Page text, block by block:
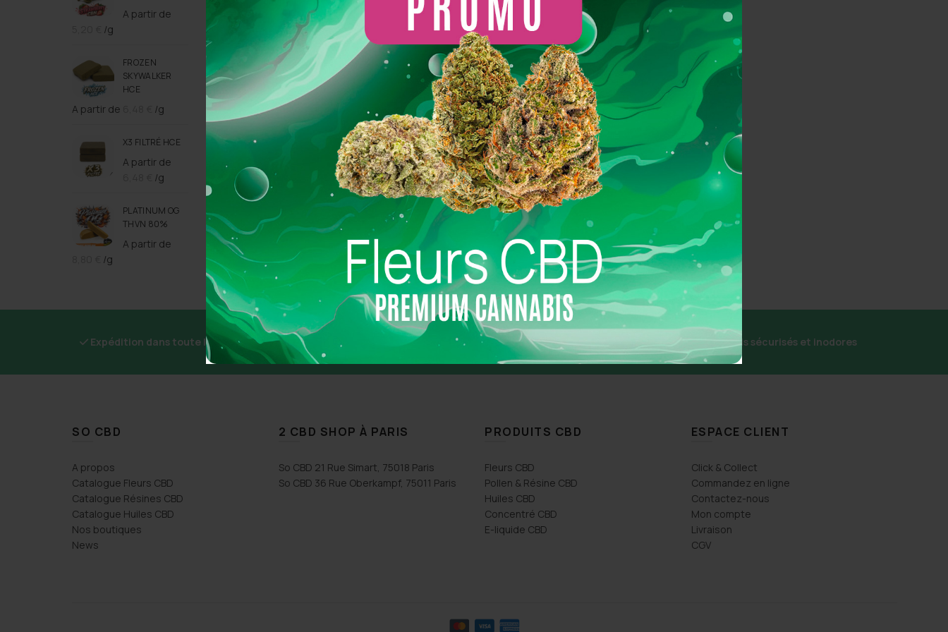
A partir de
/g
FROZEN
SKYWALKER
HCE
A partir de /g
X3 FILTRÉ HCE
A partir de
/g
PLATINUM OG
THVN 80%
A partir de
/g
Expédition dans toute la France Livraison en 24h Paiement en ligne 100 % sécurisé Colis sécurisés et inodores
SO CBD
A propos
Catalogue Fleurs CBD
Catalogue Résines CBD
Catalogue Huiles CBD
Nos boutiques
News
2 CBD SHOP À PARIS
So CBD 21 Rue Simart, 75018 Paris
So CBD 36 Rue Oberkampf, 75011 Paris
PRODUITS CBD
Fleurs CBD
Pollen & Résine CBD
Huiles CBD
Concentré CBD
E-liquide CBD
ESPACE CLIENT
Click & Collect
Commandez en ligne
Contactez-nous
Mon compte
Livraison
CGV